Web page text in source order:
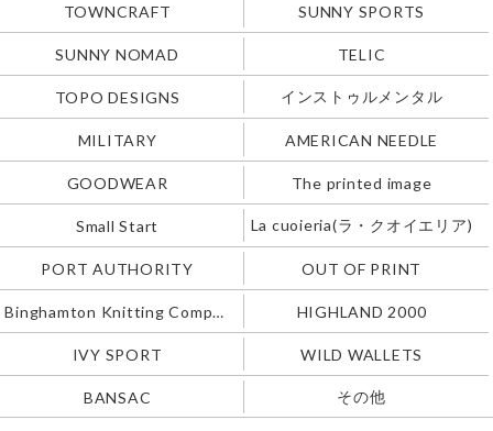
TOWNCRAFT SUNNY SPORTS
SUNNY NOMAD TELIC
TOPO DESIGNS インストゥルメンタル
MILITARY AMERICAN NEEDLE
GOODWEAR The printed image
Small Start La cuoieria(ラ・クオイエリア)
PORT AUTHORITY OUT OF PRINT
Binghamton Knitting Company HIGHLAND 2000
IVY SPORT WILD WALLETS
BANSAC その他